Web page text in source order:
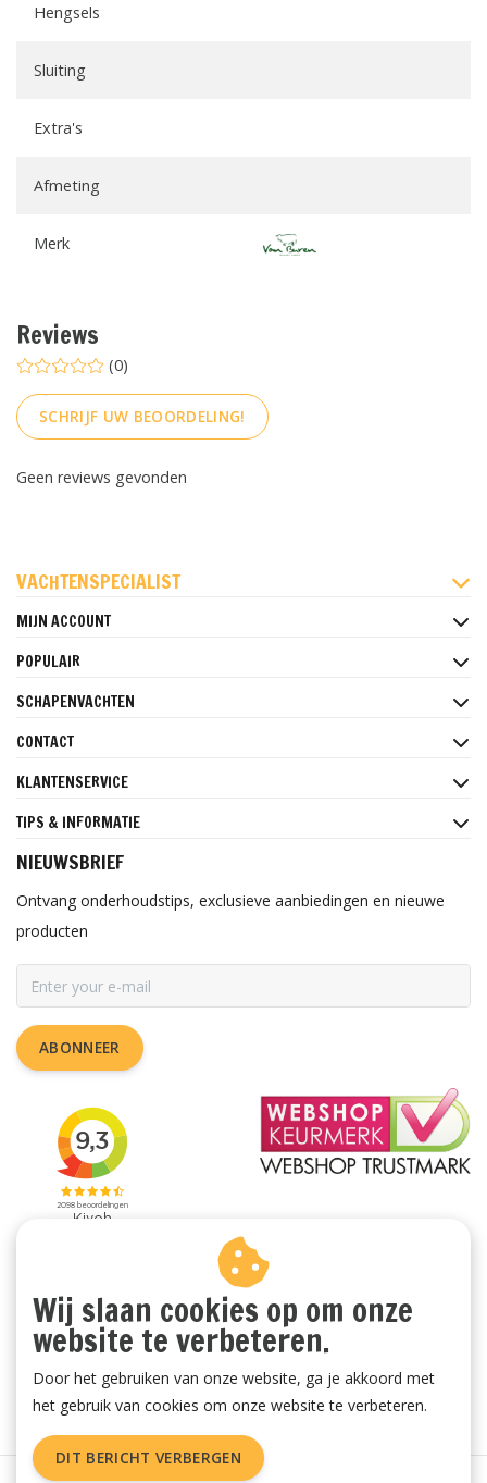
Hengsels
Sluiting
Extra's
Afmeting
Merk
Reviews
(0)
SCHRIJF UW BEOORDELING!
Geen reviews gevonden
VACHTENSPECIALIST
MIJN ACCOUNT
POPULAIR
SCHAPENVACHTEN
CONTACT
KLANTENSERVICE
TIPS & INFORMATIE
NIEUWSBRIEF
Ontvang onderhoudstips, exclusieve aanbiedingen en nieuwe
producten
ABONNEER
Wij slaan cookies op om onze
website te verbeteren.
Door het gebruiken van onze website, ga je akkoord met
het gebruik van cookies om onze website te verbeteren.
DIT BERICHT VERBERGEN